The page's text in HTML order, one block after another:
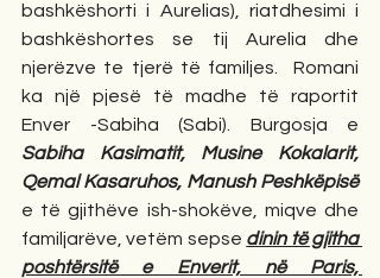
bashkëshorti i Aurelias), riatdhesimi i
bashkëshortes se tij Aurelia dhe
njerëzve te tjerë të familjes.  Romani
ka një pjesë të madhe të raportit
Sabiha Kasimatit, Musine Kokalarit,
Qemal Kasaruhos, Manush Peshkëpisë
e të gjithëve ish-shokëve, miqve dhe
familjarëve, vetëm sepse dinin të gjitha
poshtërsitë e Enverit, në Paris,